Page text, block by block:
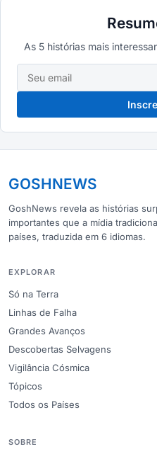
As 5 histórias mais
GOSHNEWS
GoshNews revela as histórias
importantes que a mídia
países, traduzida em 6 idiomas.
EXPLORAR
Só na Terra
Linhas de Falha
Grandes Avanços
Descobertas Selvagens
Vigilância Cósmica
Tópicos
Todos os Países
SOBRE